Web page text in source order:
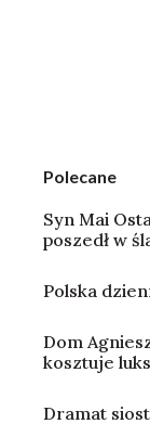
Polecane
Syn Mai
poszedł w
Polska
Dom
kosztuje
Dramat